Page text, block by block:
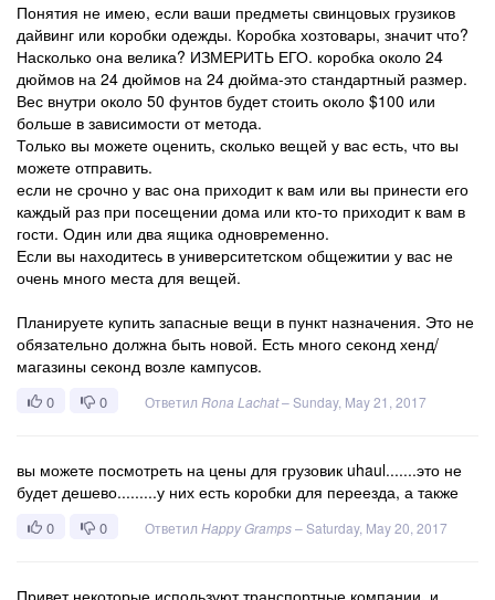
Понятия не имею, если ваши предметы свинцовых грузиков
дайвинг или коробки одежды. Коробка хозтовары, значит что?
Насколько она велика? ИЗМЕРИТЬ ЕГО. коробка около 24
дюймов на 24 дюймов на 24 дюйма-это стандартный размер.
Вес внутри около 50 фунтов будет стоить около $100 или
больше в зависимости от метода.
Только вы можете оценить, сколько вещей у вас есть, что вы
можете отправить.
если не срочно у вас она приходит к вам или вы принести его
каждый раз при посещении дома или кто-то приходит к вам в
гости. Один или два ящика одновременно.
Если вы находитесь в университетском общежитии у вас не
очень много места для вещей.
Планируете купить запасные вещи в пункт назначения. Это не
обязательно должна быть новой. Есть много секонд хенд/
магазины секонд возле кампусов.
0 0 Ответил Rona Lachat–Sunday, May 21, 2017
вы можете посмотреть на цены для грузовик uhaul.......это не
будет дешево.........у них есть коробки для переезда, а также
0 0 Ответил Happy Gramps–Saturday, May 20, 2017
Привет некоторые используют транспортные компании. и